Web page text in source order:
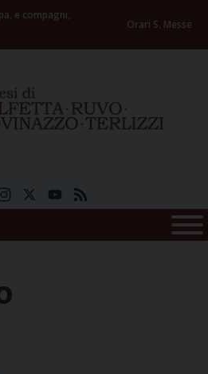
e compagni,
Orari S. Messe
InstagramYouTube